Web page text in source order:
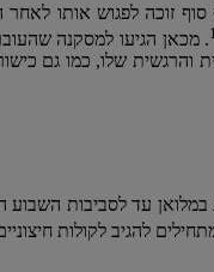
זוכה לפגוש אותו לאחר
. מכאן הגיעו למסקנה
שלו, כמו גם